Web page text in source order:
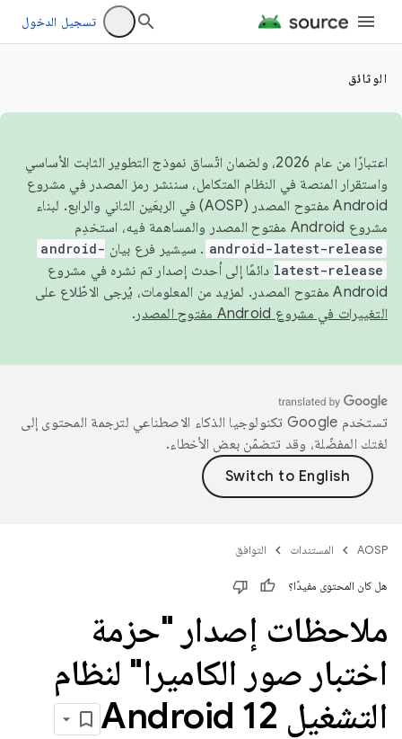
تسجيل الدخول
الوثائق
اعتبارًا من عام 2026، ولضمان اتّساق نموذج التطوير الثابت الأساسي
واستقرار المنصة في النظام المتكامل، سننشر رمز المصدر في مشروع
Android مفتوح المصدر (AOSP) في الربعَين الثاني والرابع. لبناء
مشروع Android مفتوح المصدر والمساهمة فيه، استخدِم
android-latest-release . سيشير فرع بيان android-
latest-release دائمًا إلى أحدث إصدار تم نشره في مشروع
Android مفتوح المصدر. لمزيد من المعلومات، يُرجى الاطّلاع على
التغييرات في مشروع Android مفتوح المصدر
.
تستخدم Google تكنولوجيا الذكاء الاصطناعي لترجمة المحتوى إلى
لغتك المفضّلة، وقد تتضمّن بعض الأخطاء.
AOSP المستندات التوافق
هل كان المحتوى مفيدًا؟
ملاحظات إصدار "حزمة
اختبار صور الكاميرا" لنظام
التشغيل Android 12